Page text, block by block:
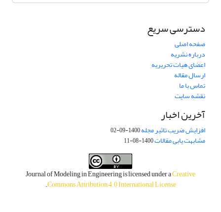
دسترسی سریع
صفحه اصلی
درباره نشریه
اعضای هیات تحریریه
ارسال مقاله
تماس با ما
نقشه سایت
آخرین اخبار
افزایش ضریب تاثیر مجله1400-09-02
مشابهت یابی مقالات1400-08-11
Journal of Modeling in Engineering is licensed under aCreative
Commons Attribution 4.0 International License
.